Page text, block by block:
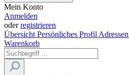
Mein Konto
Anmelden
oderregistrieren
Übersicht Persönliches Profil Adressen
Warenkorb